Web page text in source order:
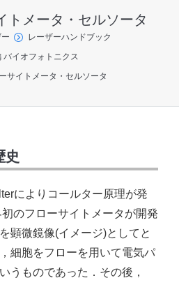
ピックアップ
光基礎・光源
トメータ・セルソータ
レーザーハンドブック
バイオフォトニクス
サイトメータ・セルソータ
史
によりコールター原理が発
のフローサイトメータが開発
顕微鏡像(イメージ)としてと
細胞をフローを用いて電気パ
うものであった．その後，